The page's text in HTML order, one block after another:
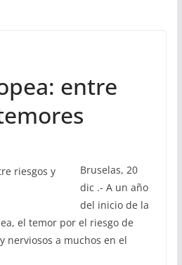
entre
Bruselas, 20
dic .- A un año
del inicio de la
el temor por el riesgo de
nerviosos a muchos en el